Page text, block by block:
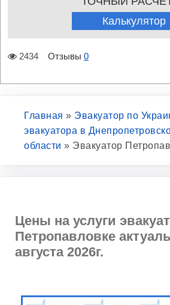
Калькулятор
2434 Отзывы 0
Главная » Эвакуатор по
эвакуатора в
области » Эвакуатор
Цены на услуги
Петропавловке
августа 2026г.